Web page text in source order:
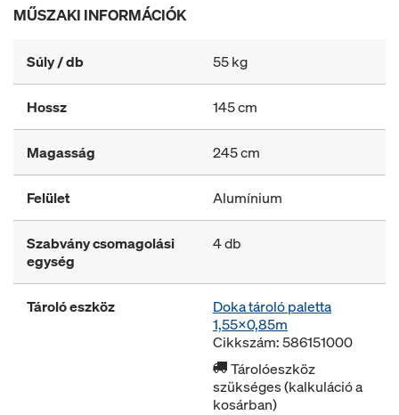
MŰSZAKI INFORMÁCIÓK
Súly / db 55 kg
Hossz 145 cm
Magasság 245 cm
Felület Alumínium
Szabvány csomagolási
egység
4 db
Tároló eszköz
Doka tároló paletta
1,55x0,85m
Cikkszám: 586151000
Tárolóeszköz
szükséges (kalkuláció a
kosárban)